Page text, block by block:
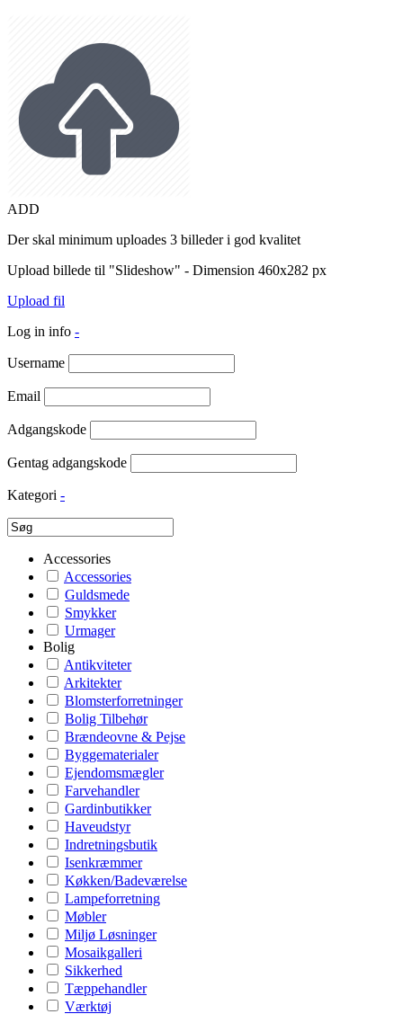
ADD
Der skal minimum uploades 3 billeder i god kvalitet
Upload billede til "Slideshow" - Dimension 460x282 px
Upload fil
Log in info -
Username
Email
Adgangskode
Gentag adgangskode
Kategori -
Accessories
Accessories
Guldsmede
Smykker
Urmager
Bolig
Antikviteter
Arkitekter
Blomsterforretninger
Bolig Tilbehør
Brændeovne & Pejse
Byggematerialer
Ejendomsmægler
Farvehandler
Gardinbutikker
Haveudstyr
Indretningsbutik
Isenkræmmer
Køkken/Badeværelse
Lampeforretning
Møbler
Miljø Løsninger
Mosaikgalleri
Sikkerhed
Tæppehandler
Værktøj